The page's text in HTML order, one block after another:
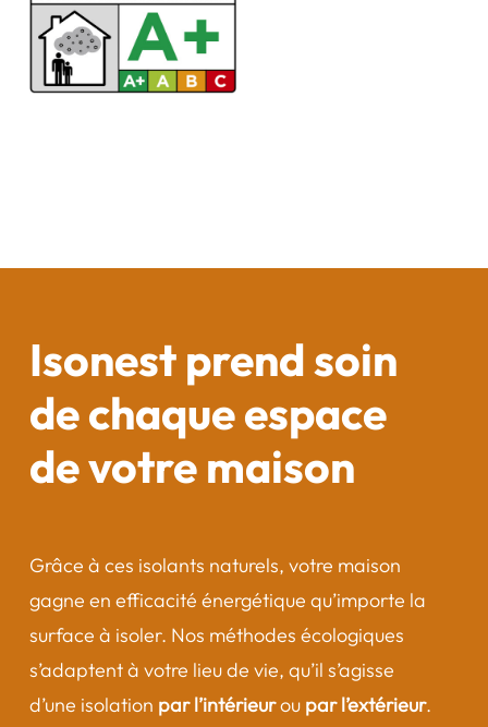
Isonest prend soin
de chaque espace
de votre maison
Grâce à ces isolants naturels, votre maison
gagne en efficacité énergétique qu’importe la
surface à isoler. Nos méthodes écologiques
s’adaptent à votre lieu de vie, qu’il s’agisse
d’une isolation par l’intérieurou par l’extérieur.